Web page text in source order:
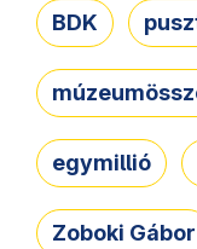
BDK
egymillió
Zoboki Gábor